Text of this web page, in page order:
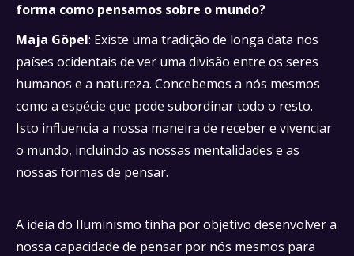
forma como pensamos sobre o mundo?
Maja Göpel: Existe uma tradição de longa data nos
países ocidentais de ver uma divisão entre os seres
humanos e a natureza. Concebemos a nós mesmos
como a espécie que pode subordinar todo o resto.
Isto influencia a nossa maneira de receber e vivenciar
o mundo, incluindo as nossas mentalidades e as
nossas formas de pensar.
A ideia do Iluminismo tinha por objetivo desenvolver a
nossa capacidade de pensar por nós mesmos para